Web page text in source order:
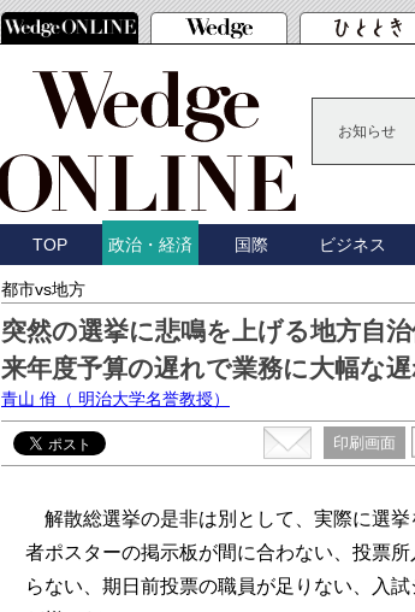
お知らせ
TOP 政治・経済 国際 ビジネス
都市vs地方
突然の選挙に悲鳴を上げる地方自
来年度予算の遅れで業務に大幅な
青山 佾 （ 明治大学名誉教授）
印刷画面
解散総選挙の是非は別として、実際に選
者ポスターの掲示板が間に合わない、投票
らない、期日前投票の職員が足りない、入